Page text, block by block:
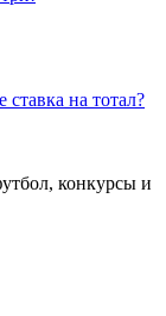
ставка на тотал?
конкурсы и